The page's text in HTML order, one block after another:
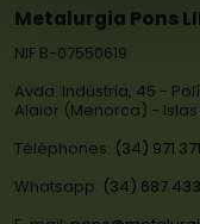
Metalurgia Pons
NIF B-07550619
Avda. Indústria, 45 -
Alaior (Menorca) -
Téléphones: (34) 971
Whatsapp: (34) 687